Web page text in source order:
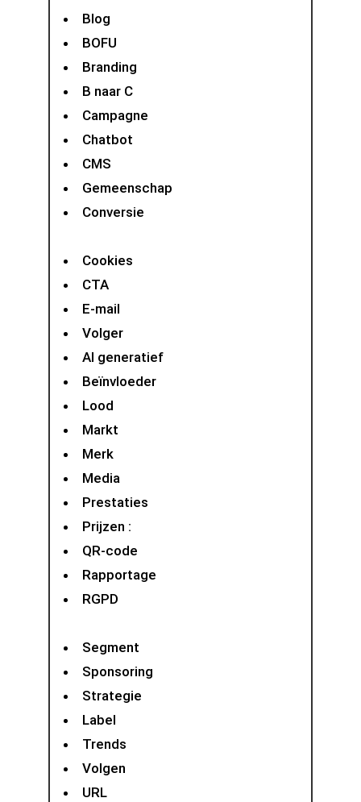
Blog
BOFU
Branding
B naar C
Campagne
Chatbot
CMS
Gemeenschap
Conversie
Cookies
CTA
E-mail
Volger
AI generatief
Beïnvloeder
Lood
Markt
Merk
Media
Prestaties
Prijzen :
QR-code
Rapportage
RGPD
Segment
Sponsoring
Strategie
Label
Trends
Volgen
URL